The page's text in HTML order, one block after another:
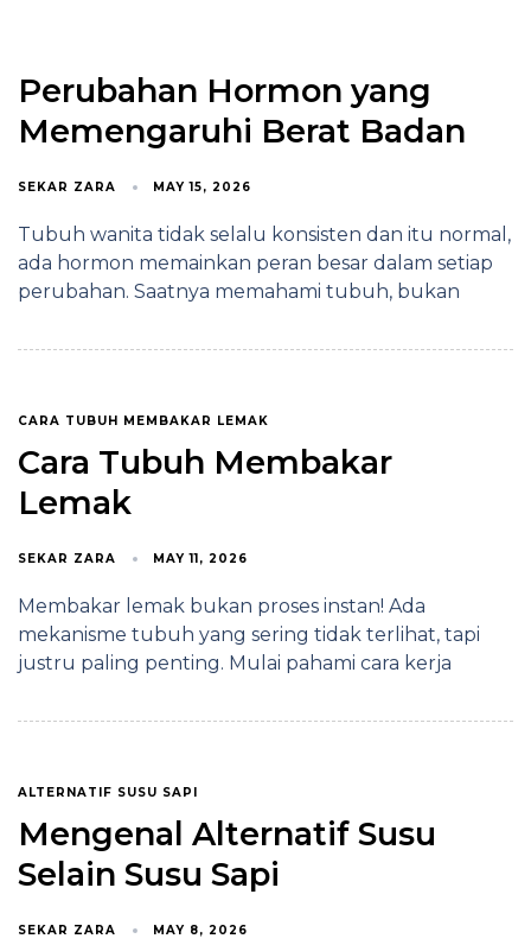
Perubahan Hormon yang
Memengaruhi Berat Badan
SEKAR ZARA MAY 15, 2026
Tubuh wanita tidak selalu konsisten dan itu normal,
ada hormon memainkan peran besar dalam setiap
perubahan. Saatnya memahami tubuh, bukan
CARA TUBUH MEMBAKAR LEMAK
Cara Tubuh Membakar
Lemak
SEKAR ZARA MAY 11, 2026
Membakar lemak bukan proses instan! Ada
mekanisme tubuh yang sering tidak terlihat, tapi
justru paling penting. Mulai pahami cara kerja
ALTERNATIF SUSU SAPI
Mengenal Alternatif Susu
Selain Susu Sapi
SEKAR ZARA MAY 8, 2026